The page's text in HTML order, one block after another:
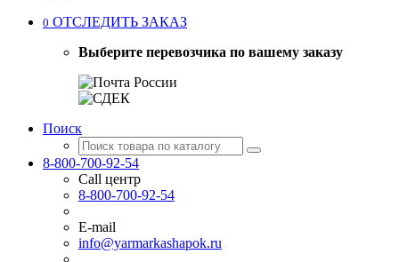
0 ОТСЛЕДИТЬ ЗАКАЗ
Выберите перевозчика по вашему заказу
Поиск
8-800-700-92-54
Call центр
8-800-700-92-54
E-mail
info@yarmarkashapok.ru